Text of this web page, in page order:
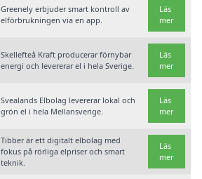
Greenely erbjuder smart kontroll av
elförbrukningen via en app.
Läs
mer
Skellefteå Kraft producerar förnybar
energi och levererar el i hela Sverige.
Läs
mer
Svealands Elbolag levererar lokal och
grön el i hela Mellansverige.
Läs
mer
Tibber är ett digitalt elbolag med
fokus på rörliga elpriser och smart
teknik.
Läs
mer